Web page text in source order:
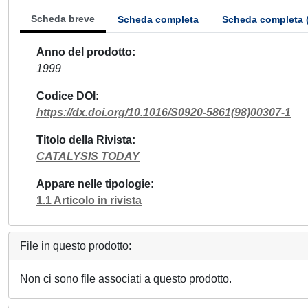
Scheda breve Scheda completa Scheda completa
Anno del prodotto
1999
Codice DOI
https://dx.doi.org/10.1016/S0920-5861(98)00307-1
Titolo della Rivista
CATALYSIS TODAY
Appare nelle tipologie
1.1 Articolo in rivista
File in questo prodotto:
Non ci sono file associati a questo prodotto.